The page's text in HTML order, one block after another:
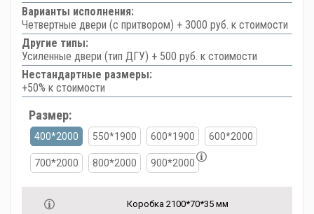
Варианты исполнения:
Четвертные двери (с притвором) + 3000 руб. к стоимости
Другие типы:
Усиленные двери (тип ДГУ) + 500 руб. к стоимости
Нестандартные размеры:
+50% к стоимости
Размер:
400*2000 550*1900 600*1900 600*2000
700*2000 800*2000 900*2000
Коробка 2100*70*35 мм